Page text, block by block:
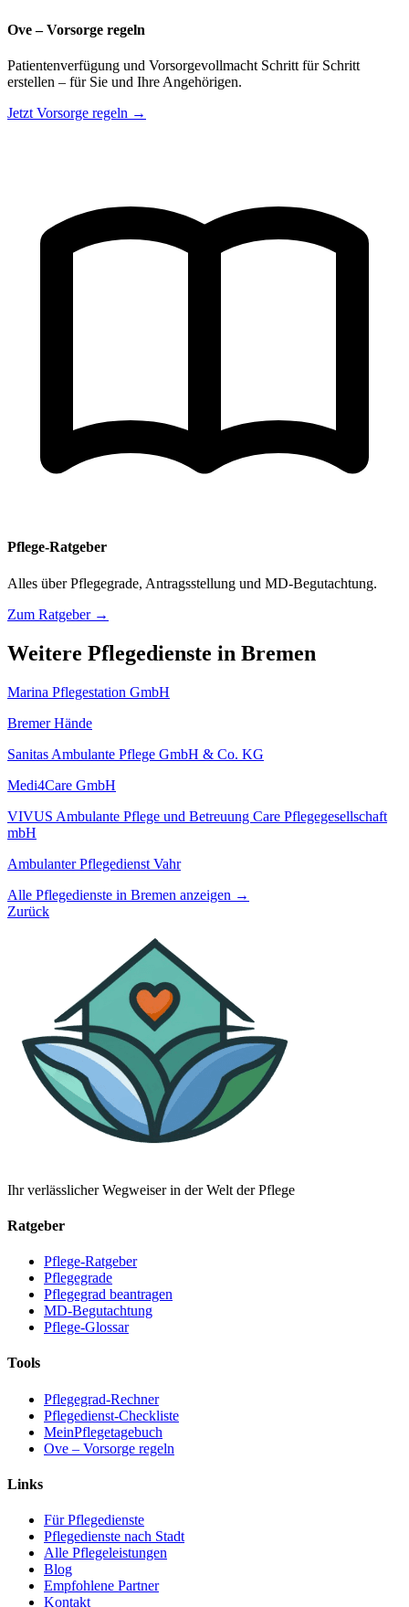
Ove – Vorsorge regeln
Patientenverfügung und Vorsorgevollmacht Schritt für Schritt
erstellen – für Sie und Ihre Angehörigen.
Jetzt Vorsorge regeln →
Pflege-Ratgeber
Alles über Pflegegrade, Antragsstellung und MD-Begutachtung.
Zum Ratgeber →
Weitere Pflegedienste in Bremen
Marina Pflegestation GmbH
Bremer Hände
Sanitas Ambulante Pflege GmbH & Co. KG
Medi4Care GmbH
VIVUS Ambulante Pflege und Betreuung Care Pflegegesellschaft
mbH
Ambulanter Pflegedienst Vahr
Alle Pflegedienste in Bremen anzeigen →
Zurück
Ihr verlässlicher Wegweiser in der Welt der Pflege
Ratgeber
Pflege-Ratgeber
Pflegegrade
Pflegegrad beantragen
MD-Begutachtung
Pflege-Glossar
Tools
Pflegegrad-Rechner
Pflegedienst-Checkliste
MeinPflegetagebuch
Ove – Vorsorge regeln
Links
Für Pflegedienste
Pflegedienste nach Stadt
Alle Pflegeleistungen
Blog
Empfohlene Partner
Kontakt